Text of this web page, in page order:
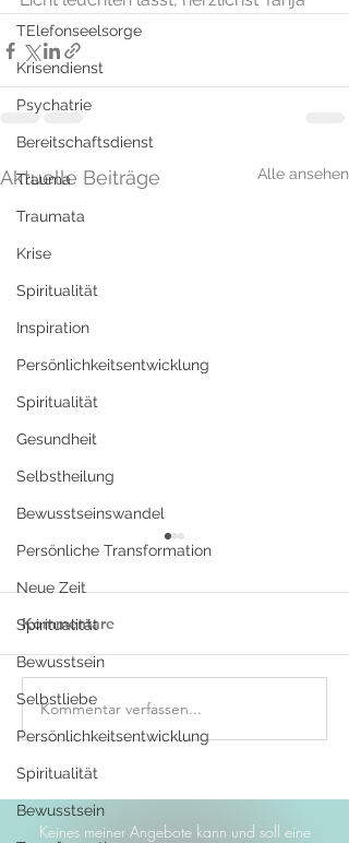
TElefonseelsorge
Krisendienst
Psychatrie
Bereitschaftsdienst
Trauma
Traumata
Krise
Spiritualität
Inspiration
Persönlichkeitsentwicklung
Spiritualität
Gesundheit
Selbstheilung
Bewusstseinswandel
Persönliche Transformation
Neue Zeit
Spiritualität
Bewusstsein
Selbstliebe
Persönlichkeitsentwicklung
Spiritualität
Bewusstsein
Aktuelle Beiträge Alle ansehen
Geh durch deine Wunde:
Wie du deine
Selbstheilungskraft
aktivierst und zurück in
deine Ganzheit findest
Kommentare
Kommentar verfassen...
Keines meiner Angebote kann und soll eine